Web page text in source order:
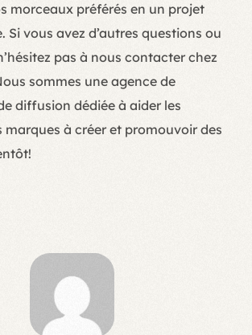
morceaux préférés en un projet
Si vous avez d’autres questions ou
pas à nous contacter chez
sommes une agence de
diffusion dédiée à aider les
marques à créer et promouvoir des